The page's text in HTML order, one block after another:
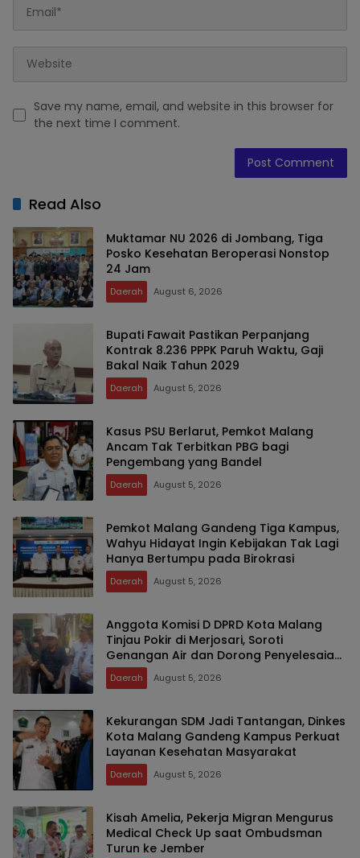
Save my name, email, and website in this browser for
the next time I comment.
Read Also
Muktamar NU 2026 di Jombang, Tiga
Posko Kesehatan Beroperasi Nonstop
24 Jam
Daerah August 6, 2026
Bupati Fawait Pastikan Perpanjang
Kontrak 8.236 PPPK Paruh Waktu, Gaji
Bakal Naik Tahun 2029
Daerah August 5, 2026
Kasus PSU Berlarut, Pemkot Malang
Ancam Tak Terbitkan PBG bagi
Pengembang yang Bandel
Daerah August 5, 2026
Pemkot Malang Gandeng Tiga Kampus,
Wahyu Hidayat Ingin Kebijakan Tak Lagi
Hanya Bertumpu pada Birokrasi
Daerah August 5, 2026
Anggota Komisi D DPRD Kota Malang
Tinjau Pokir di Merjosari, Soroti
Genangan Air dan Dorong Penyelesaian
Drainase Secara Gotong Royong
Daerah August 5, 2026
Kekurangan SDM Jadi Tantangan, Dinkes
Kota Malang Gandeng Kampus Perkuat
Layanan Kesehatan Masyarakat
Daerah August 5, 2026
Kisah Amelia, Pekerja Migran Mengurus
Medical Check Up saat Ombudsman
Turun ke Jember